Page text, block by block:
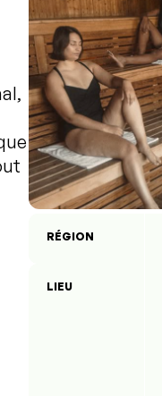
RÉGION
LIEU